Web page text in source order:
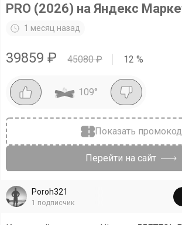
PRO (2026) на Яндекс
1 месяц назад
39859 ₽ 45080₽ 12 %
109°
Показать промокод
Перейти на сайт
Poroh321
1 подписчик